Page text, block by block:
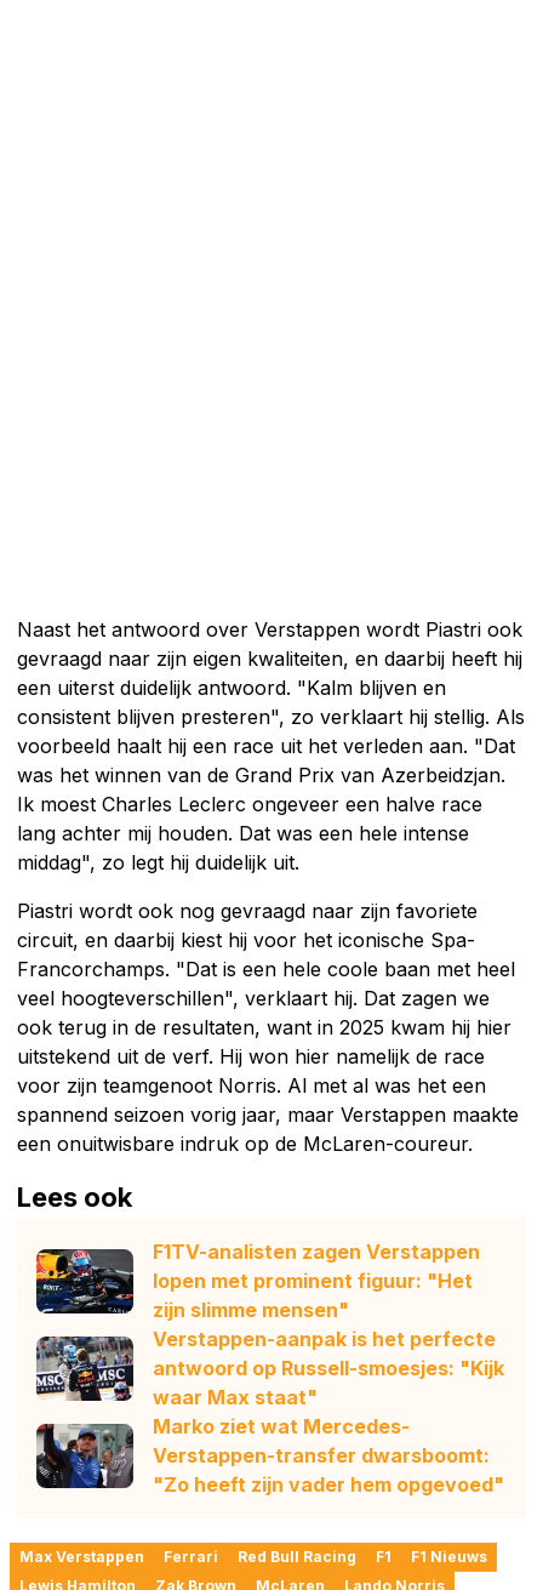
Naast het antwoord over Verstappen wordt Piastri ook
gevraagd naar zijn eigen kwaliteiten, en daarbij heeft hij
een uiterst duidelijk antwoord. "Kalm blijven en
consistent blijven presteren", zo verklaart hij stellig. Als
voorbeeld haalt hij een race uit het verleden aan. "Dat
was het winnen van de Grand Prix van Azerbeidzjan.
Ik moest Charles Leclerc ongeveer een halve race
lang achter mij houden. Dat was een hele intense
middag", zo legt hij duidelijk uit.
Piastri wordt ook nog gevraagd naar zijn favoriete
circuit, en daarbij kiest hij voor het iconische Spa-
Francorchamps. "Dat is een hele coole baan met heel
veel hoogteverschillen", verklaart hij. Dat zagen we
ook terug in de resultaten, want in 2025 kwam hij hier
uitstekend uit de verf. Hij won hier namelijk de race
voor zijn teamgenoot Norris. Al met al was het een
spannend seizoen vorig jaar, maar Verstappen maakte
een onuitwisbare indruk op de McLaren-coureur.
Lees ook
F1TV-analisten zagen Verstappen
lopen met prominent figuur: "Het
zijn slimme mensen"
Verstappen-aanpak is het perfecte
antwoord op Russell-smoesjes: "Kijk
waar Max staat"
Marko ziet wat Mercedes-
Verstappen-transfer dwarsboomt:
"Zo heeft zijn vader hem opgevoed"
Max Verstappen Ferrari Red Bull Racing F1
F1 Nieuws
Lewis Hamilton
Zak Brown McLaren Lando Norris